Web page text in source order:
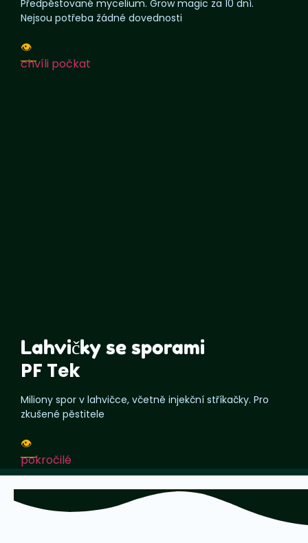
Předpěstované mycelium. Grow magic za 10 dní.
Nejsou potřeba žádné dovednosti
👁️
chvíli počkat
Lahvičky se sporami
PF Tek
Miliony spor v lahvičce, včetně injekční stříkačky. Pro
zkušené pěstitele
👁️
pokročilé